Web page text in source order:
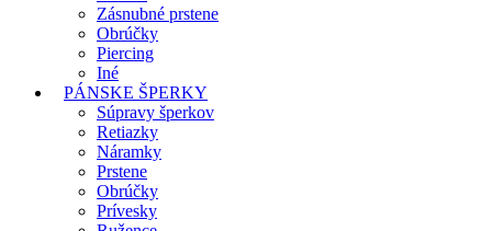
Zásnubné prstene
Obrúčky
Piercing
Iné
PÁNSKE ŠPERKY
Súpravy šperkov
Retiazky
Náramky
Prstene
Obrúčky
Prívesky